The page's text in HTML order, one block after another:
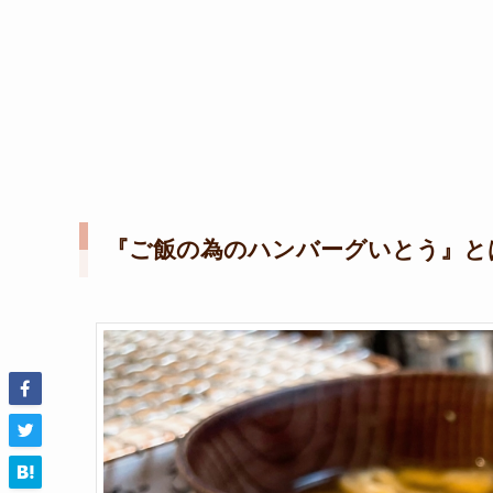
『ご飯の為のハンバーグいとう』